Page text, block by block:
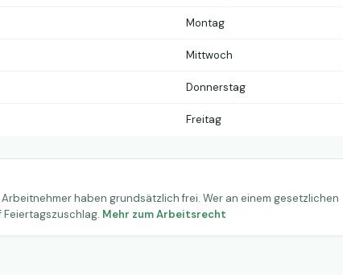
Montag
Mittwoch
Donnerstag
Freitag
haben grundsätzlich frei. Wer an einem gesetzlichen
Mehr zum Arbeitsrecht